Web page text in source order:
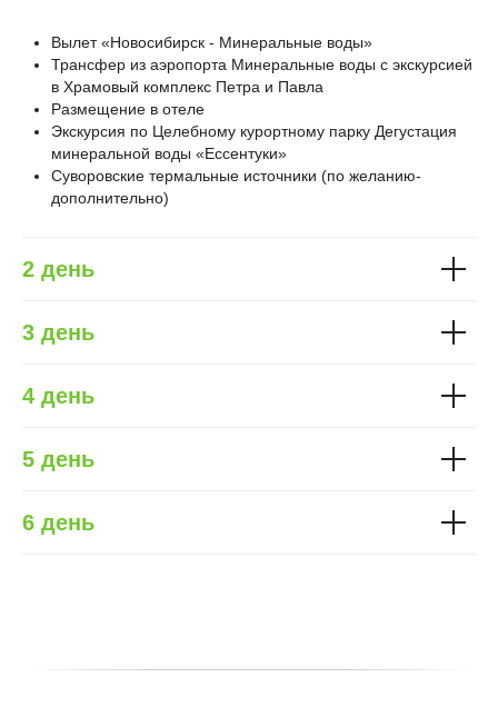
Вылет «Новосибирск - Минеральные воды»
Трансфер из аэропорта Минеральные воды с экскурсией
в Храмовый комплекс Петра и Павла
Размещение в отеле
Экскурсия по Целебному курортному парку Дегустация
минеральной воды «Ессентуки»
Суворовские термальные источники (по желанию-
дополнительно)
2 день
3 день
4 день
5 день
6 день